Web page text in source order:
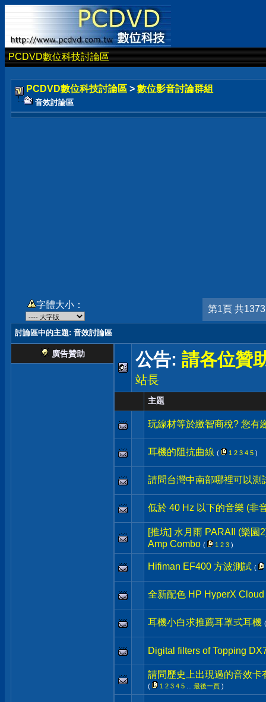
PCDVD數位科技討論區
PCDVD數位科技討論區 > 數位影音討論群組
音效討論區
字體大小： 第1頁 共
討論區中的主題: 音效討論區
廣告贊助 公告: 請各位贊
站長
主題
玩線材等於繳智商稅? 您有
耳機的阻抗曲線 ( 1 2 3 4 5 )
請問台灣中南部哪裡可以測
低於 40 Hz 以下的音樂 (非
[推坑] 水月雨 PARAII (樂園
Amp Combo ( 1 2 3 )
Hifiman EF400 方波測試 (
全新配色 HP HyperX
耳機小白求推薦耳罩式耳機
Digital filters of Topping
請問歷史上出現過的音效卡
( 1 2 3 4 5 最後一頁 )